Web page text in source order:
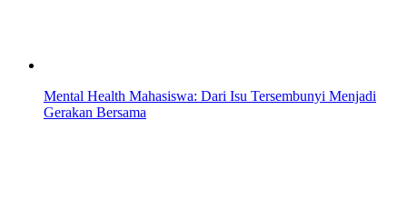
Mental Health Mahasiswa: Dari Isu Tersembunyi Menjadi
Gerakan Bersama